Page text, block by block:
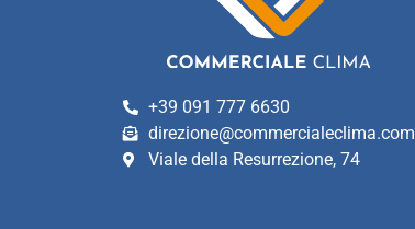
+39 091 777 6630
direzione@commercialeclima.com
Viale della Resurrezione, 74